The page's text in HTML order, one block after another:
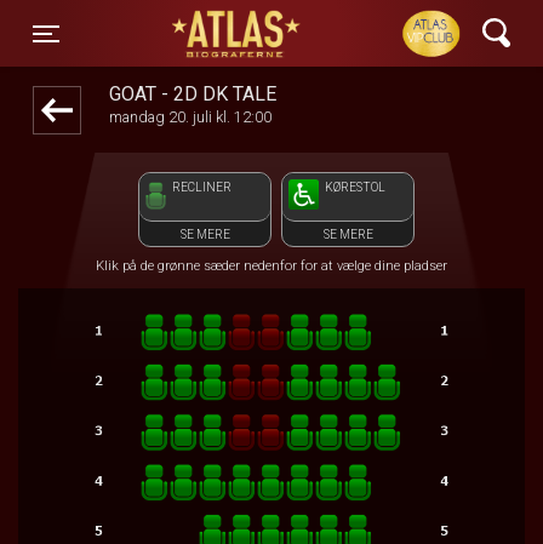
Toggle navigation
ATLAS Biograferne
GOAT - 2D DK TALE
mandag 20. juli kl. 12:00
RECLINER
SE MERE
KØRESTOL
SE MERE
Klik på de grønne sæder nedenfor for at vælge dine pladser
front03-cc 010812